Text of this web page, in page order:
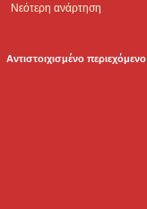
Νεότερη ανάρτηση
Αντιστοιχισμένο περιεχόμενο